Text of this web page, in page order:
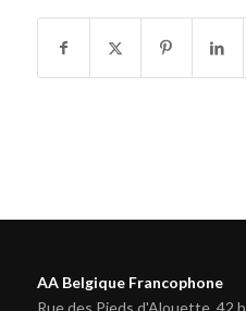
AA Belgique Francophone
Rue des Pieds d'Alouette, 42 b